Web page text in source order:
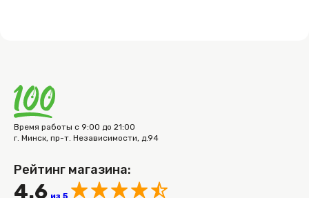
Время работы с 9:00 до 21:00
г. Минск, пр-т. Независимости, д.94
Рейтинг магазина:
4.6 из 5